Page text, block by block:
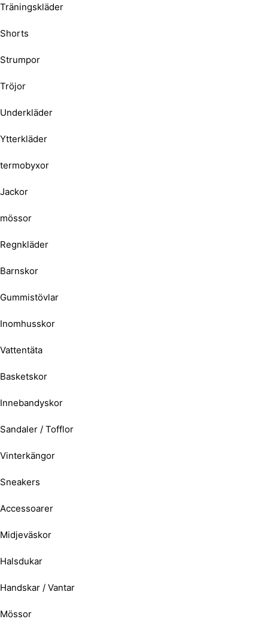
Träningskläder
Shorts
Strumpor
Tröjor
Underkläder
Ytterkläder
termobyxor
Jackor
mössor
Regnkläder
Barnskor
Gummistövlar
Inomhusskor
Vattentäta
Basketskor
Innebandyskor
Sandaler / Tofflor
Vinterkängor
Sneakers
Accessoarer
Midjeväskor
Halsdukar
Handskar / Vantar
Mössor